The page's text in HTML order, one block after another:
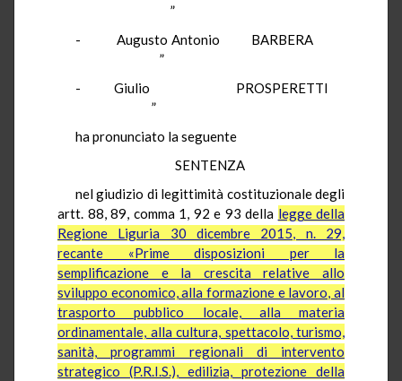
”
- Augusto Antonio BARBERA
”
- Giulio PROSPERETTI
”
ha pronunciato la seguente
SENTENZA
nel giudizio di legittimità costituzionale degli
artt. 88, 89, comma 1, 92 e 93 della legge della
Regione Liguria 30 dicembre 2015, n. 29,
recante «Prime disposizioni per la
semplificazione e la crescita relative allo
sviluppo economico, alla formazione e lavoro, al
trasporto pubblico locale, alla materia
ordinamentale, alla cultura, spettacolo, turismo,
sanità, programmi regionali di intervento
strategico (P.R.I.S.), edilizia, protezione della